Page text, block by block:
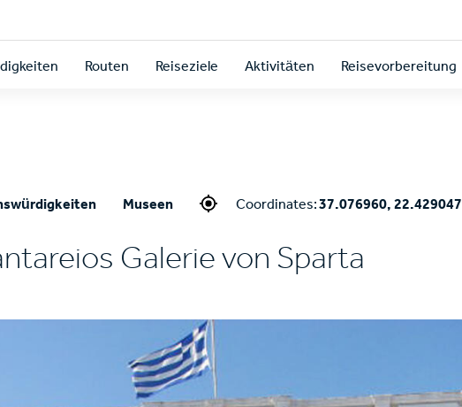
Routen Reiseziele Aktivitäten Reisevorbereitung
Museen Coordinates:37.076960, 22.429047
Galerie von Sparta